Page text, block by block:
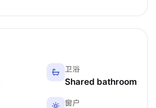
卫浴
Shared bathroom
窗户